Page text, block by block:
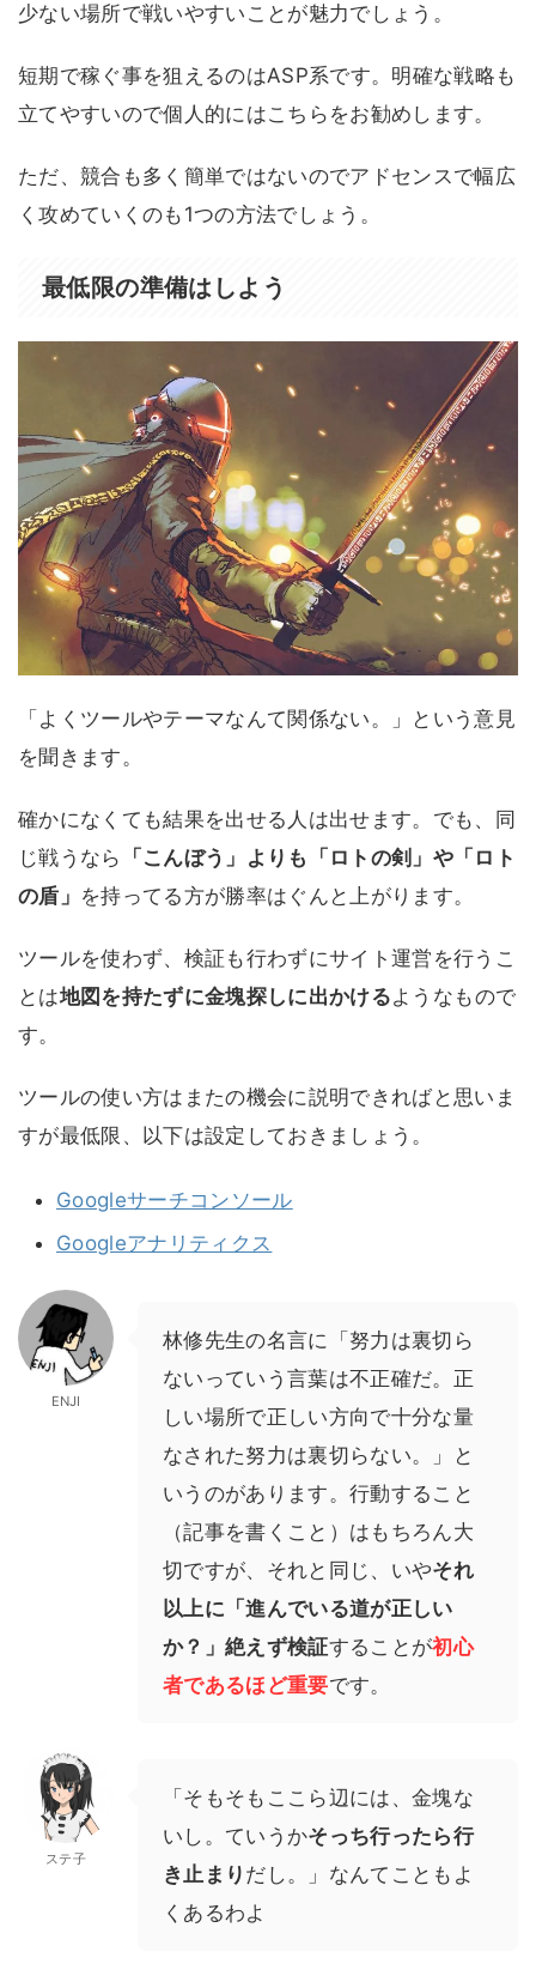
少ない場所で戦いやすいことが魅力でしょう。
短期で稼ぐ事を狙えるのはASP系です。明確な戦略も
立てやすいので個人的にはこちらをお勧めします。
ただ、競合も多く簡単ではないのでアドセンスで幅広
く攻めていくのも1つの方法でしょう。
最低限の準備はしよう
「よくツールやテーマなんて関係ない。」という意見
を聞きます。
確かになくても結果を出せる人は出せます。でも、同
じ戦うなら
「こんぼう」よりも「ロトの剣」や「ロト
の盾」 を持ってる方が勝率はぐんと上がります。
ツールを使わず、検証も行わずにサイト運営を行うこ
とは地図を持たずに金塊探しに出かけるようなもので
す。
ツールの使い方はまたの機会に説明できればと思いま
すが最低限、以下は設定しておきましょう。
Googleサーチコンソール
Googleアナリティクス
ENJI
林修先生の名言に「努力は裏切ら
ないっていう言葉は不正確だ。正
しい場所で正しい方向で十分な量
なされた努力は裏切らない。」と
いうのがあります。行動すること
（記事を書くこと）はもちろん大
切ですが、それと同じ、いやそれ
以上に「進んでいる道が正しい
か？」絶えず検証することが初心
者であるほど重要です。
ステ子
「そもそもここら辺には、金塊な
いし。ていうかそっち行ったら行
き止まり だし。」なんてこともよ
くあるわよ